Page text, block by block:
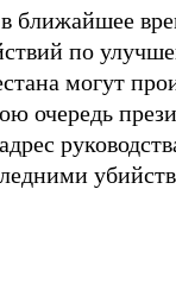
ближайшее
по
могут
очередь